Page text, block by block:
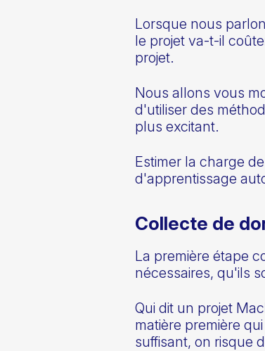
Lorsque nous
le projet va-t-il
projet.
Nous allons vous
d'utiliser des
plus excitant.
Estimer la charge
d'apprentissage
Collecte de
La première étape
nécessaires, qu'ils
Qui dit un projet
matière première
suffisant, on risque